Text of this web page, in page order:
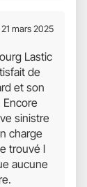
21 mars 2025
Lastic
de
et son
sinistre
charge
trouvé l
aucune